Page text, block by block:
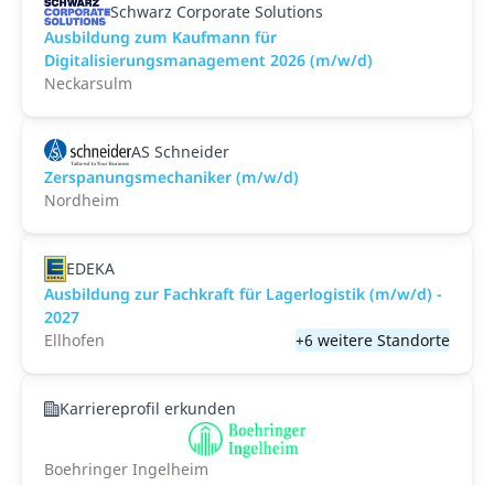
Schwarz Corporate Solutions
Ausbildung zum Kaufmann für
Digitalisierungsmanagement 2026 (m/w/d)
Neckarsulm
AS Schneider
Zerspanungsmechaniker (m/w/d)
Nordheim
EDEKA
Ausbildung zur Fachkraft für Lagerlogistik (m/w/d) -
2027
Ellhofen
+6 weitere Standorte
Karriereprofil erkunden
Boehringer Ingelheim